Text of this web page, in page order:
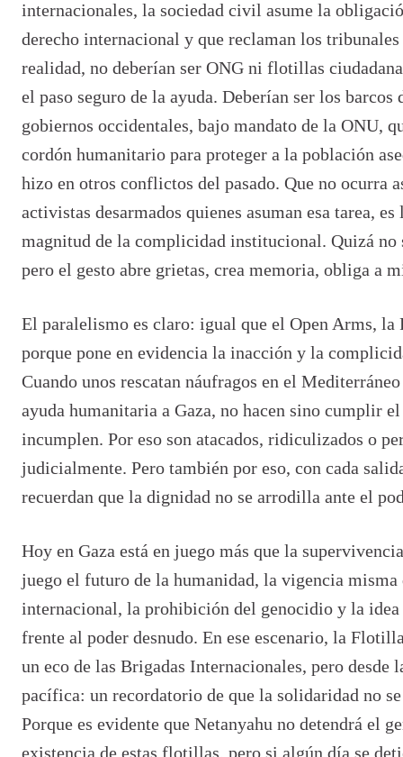
internacionales, la sociedad civil asume la
derecho internacional y que reclaman los
realidad, no deberían ser ONG ni flotillas
el paso seguro de la ayuda. Deberían ser los barcos
gobiernos occidentales, bajo mandato de la ONU,
cordón humanitario para proteger a la población
hizo en otros conflictos del pasado. Que no ocurra
activistas desarmados quienes asuman esa tarea,
magnitud de la complicidad institucional. Quizá no
pero el gesto abre grietas, crea memoria, obliga a
El paralelismo es claro: igual que el Open Arms,
porque pone en evidencia la inacción y la
Cuando unos rescatan náufragos en el
ayuda humanitaria a Gaza, no hacen sino cumplir
incumplen. Por eso son atacados, ridiculizados o
judicialmente. Pero también por eso, con cada
recuerdan que la dignidad no se arrodilla ante el
Hoy en Gaza está en juego más que la
juego el futuro de la humanidad, la vigencia misma
internacional, la prohibición del genocidio y la
frente al poder desnudo. En ese escenario, la
un eco de las Brigadas Internacionales, pero desde
pacífica: un recordatorio de que la solidaridad no
Porque es evidente que Netanyahu no detendrá el
existencia de estas flotillas, pero si algún día se